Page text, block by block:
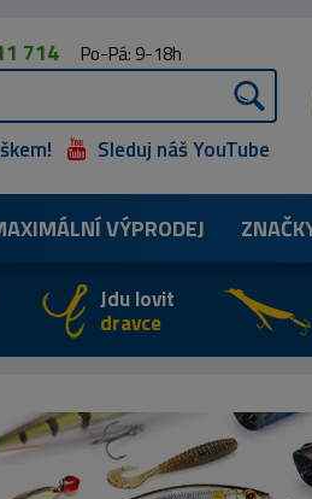
714 Po-Pá: 9-18h
Sleduj náš YouTube
VÝPRODEJ
Jdu lovit
dravce